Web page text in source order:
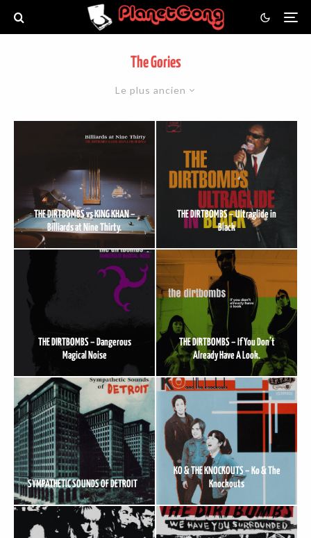
The Gories
Le plus ancien
THE DIRTBOMBS vs KING KHAN –
Billiards at Nine Thirty.
THE DIRTBOMBS – Ultraglide in
Black
THE DIRTBOMBS – Dangerous
Magical Noise
THE DIRTBOMBS – If You Don’t
Already Have A Look.
SYMPATHETIC SOUNDS OF DETROIT
KO & THE KNOCKOUTS – Ko & The
Knockouts